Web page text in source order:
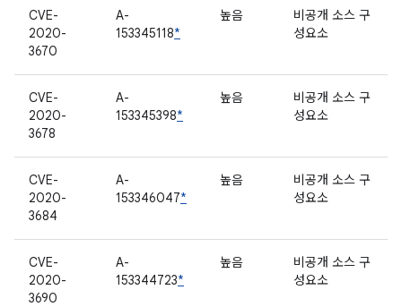
CVE-
2020-
3670
A-
153345118*
높음
비공개 소스 구
성요소
CVE-
2020-
3678
A-
153345398*
높음
비공개 소스 구
성요소
CVE-
2020-
3684
A-
153346047*
높음
비공개 소스 구
성요소
CVE-
2020-
3690
A-
153344723*
높음
비공개 소스 구
성요소